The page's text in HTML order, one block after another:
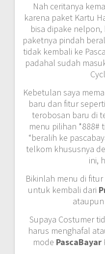
Nah ceritanya
karena paket Kartu
bisa dipake
paketnya pindah
tidak kembali ke
padahal sudah
Kebetulan saya
baru dan fitur
terobosan baru di
menu pilihan *888#
“beralih ke
telkom khususnya
ini,
Bikinlah menu di
untuk kembali dari
Supaya Costumer
harus menghafal
mode PascaBayar